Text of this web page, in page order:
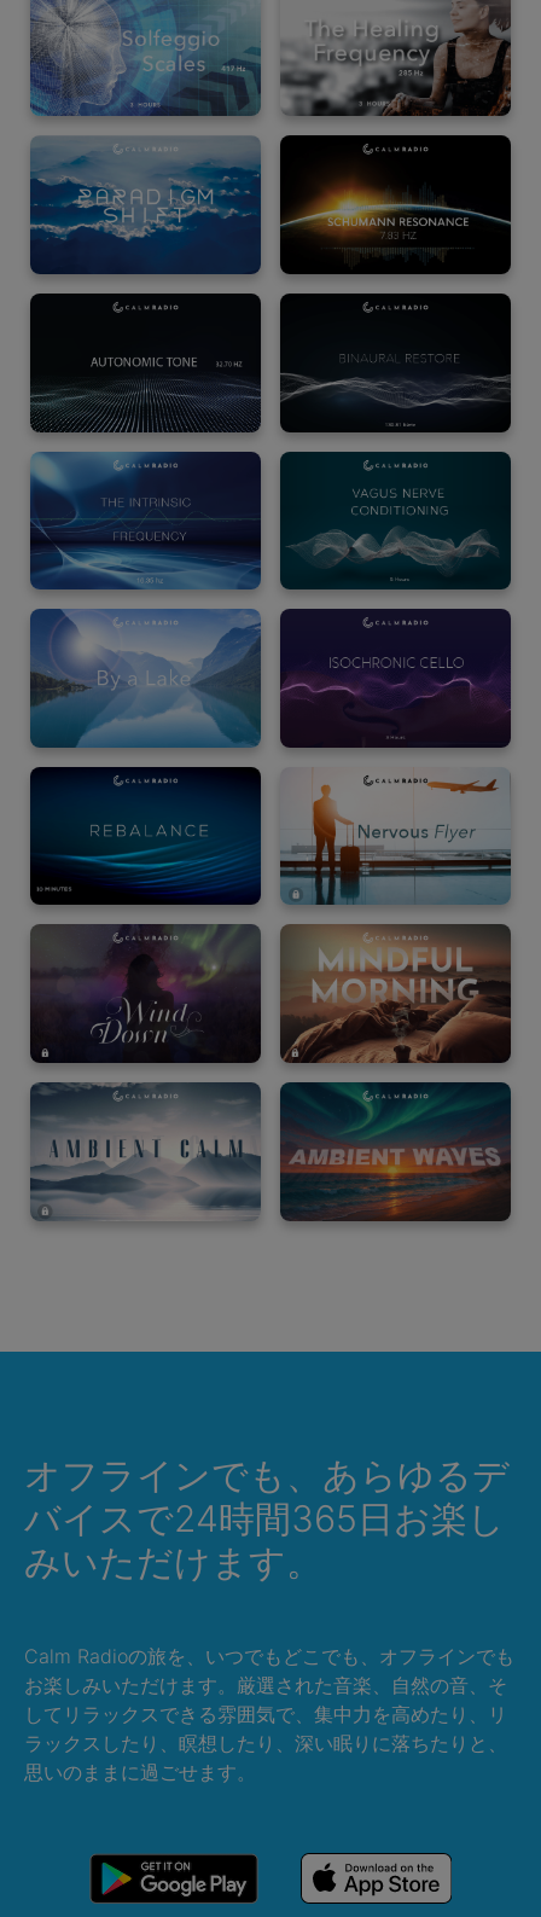
オフラインでも、あらゆるデ
バイスで24時間365日お楽し
みいただけます。
Calm Radioの旅を、いつでもどこでも、オフラインでも
お楽しみいただけます。厳選された音楽、自然の音、そ
してリラックスできる雰囲気で、集中力を高めたり、リ
ラックスしたり、瞑想したり、深い眠りに落ちたりと、
思いのままに過ごせます。